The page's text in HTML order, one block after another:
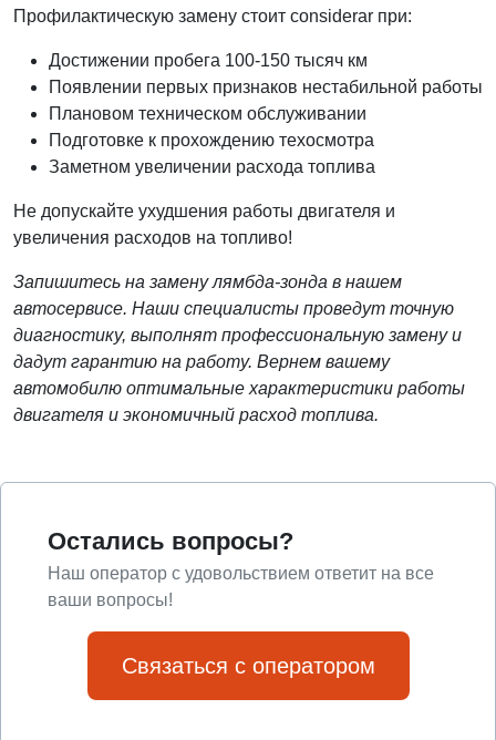
Профилактическую замену стоит considerar при:
Достижении пробега 100-150 тысяч км
Появлении первых признаков нестабильной работы
Плановом техническом обслуживании
Подготовке к прохождению техосмотра
Заметном увеличении расхода топлива
Не допускайте ухудшения работы двигателя и
увеличения расходов на топливо!
Запишитесь на замену лямбда-зонда в нашем
автосервисе. Наши специалисты проведут точную
диагностику, выполнят профессиональную замену и
дадут гарантию на работу. Вернем вашему
автомобилю оптимальные характеристики работы
двигателя и экономичный расход топлива.
Остались вопросы?
Наш оператор с удовольствием ответит на все
ваши вопросы!
Связаться с оператором